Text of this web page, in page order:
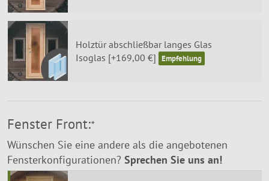
Holztür abschließbar langes Glas
Isoglas [+169,00 €]
Fenster Front:*
Wünschen Sie eine andere als die angebotenen
Fensterkonfigurationen? Sprechen Sie uns an!